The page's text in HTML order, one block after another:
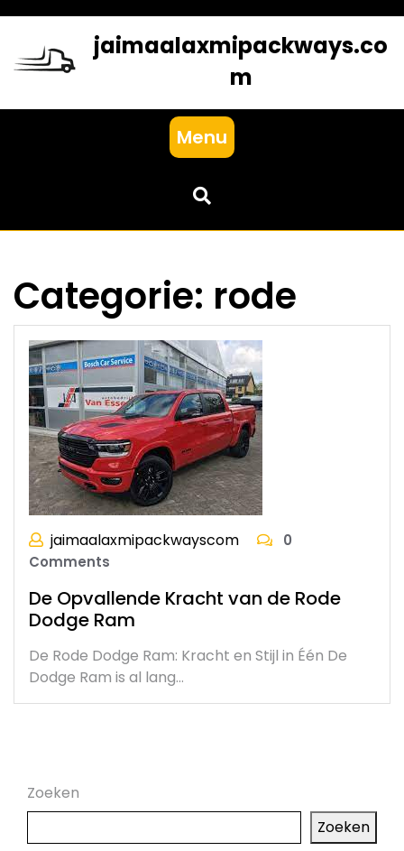
content
jaimaalaxmipackways.co
m
Menu
Categorie: rode
jaimaalaxmipackwayscom
0
Comments
De Opvallende Kracht van de Rode
Dodge Ram
De Rode Dodge Ram: Kracht en Stijl in Één De
Dodge Ram is al lang…
Zoeken
Zoeken